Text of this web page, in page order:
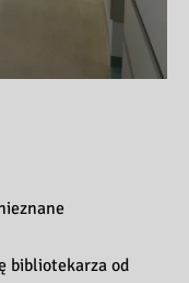
bibliotekarza od